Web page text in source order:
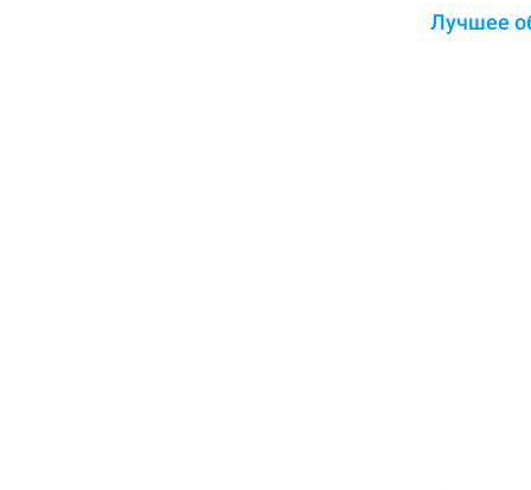
Лучшее